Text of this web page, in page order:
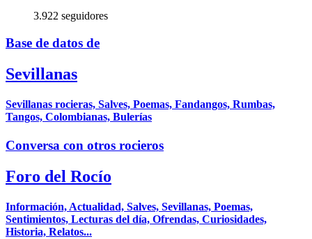
3.922 seguidores
Base de datos de
Sevillanas
Sevillanas rocieras, Salves, Poemas, Fandangos, Rumbas,
Tangos, Colombianas, Bulerías
Conversa con otros rocieros
Foro del Rocío
Información, Actualidad, Salves, Sevillanas, Poemas,
Sentimientos, Lecturas del día, Ofrendas, Curiosidades,
Historia, Relatos...